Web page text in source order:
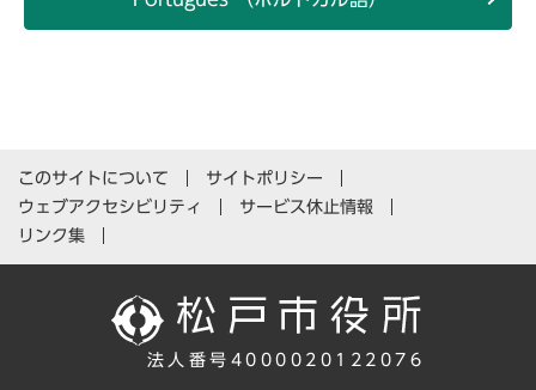
このサイトについて
サイトポリシー
ウェブアクセシビリティ
サービス休止情報
リンク集
法人番号4000020122076